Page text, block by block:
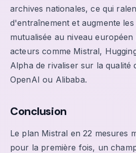
archives nationales, ce qui
d'entraînement et augmente
mutualisée au niveau
acteurs comme Mistral,
Alpha de rivaliser sur la qualité
OpenAI ou Alibaba.
Conclusion
Le plan Mistral en 22 mesures
pour la première fois, un